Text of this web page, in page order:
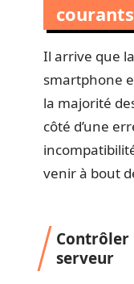
Il arrive que
smartphone
la majorité
côté d’une
venir à bout
Contrôler
serveur